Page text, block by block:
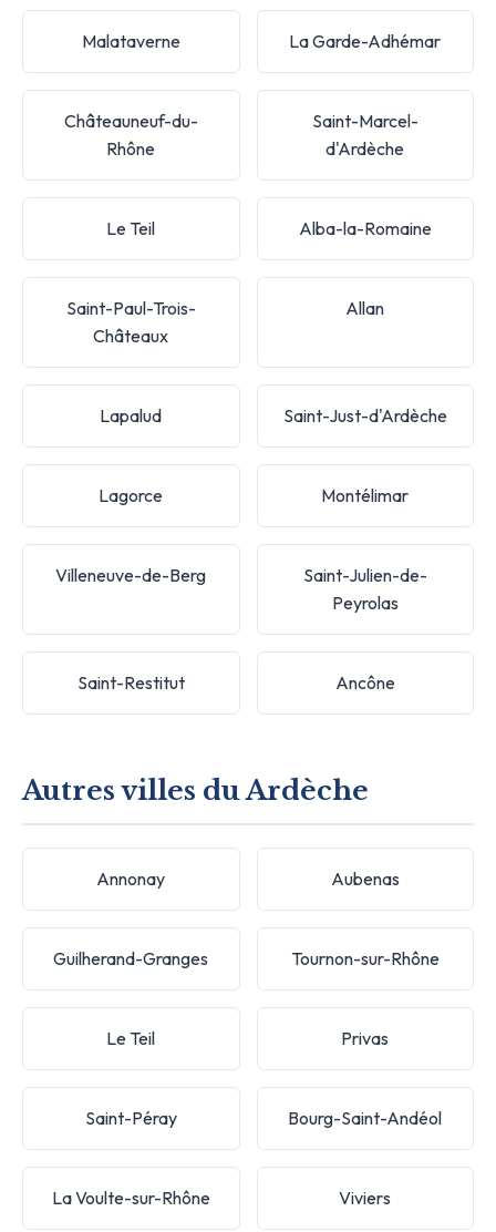
Malataverne La Garde-Adhémar
Châteauneuf-du-
Rhône
Saint-Marcel-
d'Ardèche
Le Teil Alba-la-Romaine
Saint-Paul-Trois-
Châteaux
Allan
Lapalud Saint-Just-d'Ardèche
Lagorce Montélimar
Villeneuve-de-Berg
Saint-Julien-de-
Peyrolas
Saint-Restitut Ancône
Autres villes du Ardèche
Annonay Aubenas
Guilherand-Granges Tournon-sur-Rhône
Le Teil Privas
Saint-Péray Bourg-Saint-Andéol
La Voulte-sur-Rhône Viviers